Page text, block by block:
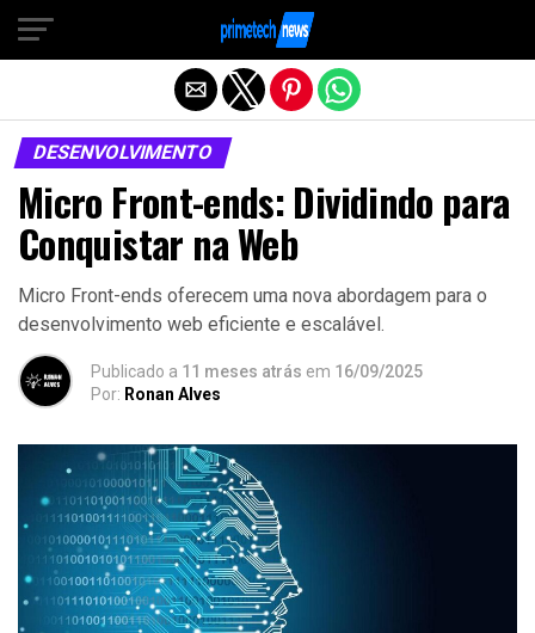
DESENVOLVIMENTO
Micro Front-ends: Dividindo para
Conquistar na Web
Micro Front-ends oferecem uma nova abordagem para o
desenvolvimento web eficiente e escalável.
Publicado a 11 meses atrás em 16/09/2025
Por: Ronan Alves
Sair da versão mobile